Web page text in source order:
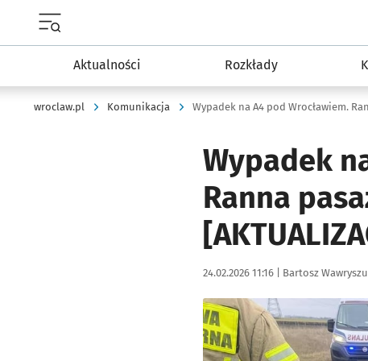
Aktualności Rozkłady
wroclaw.pl Komunikacja Wypadek na A4 pod Wrocławiem.
Wypadek
Ranna
Data publikacji:
24.02.2026 11:16 | Autor:
Bartosz
Kliknij, aby zobaczyć galerię
Kliknij, aby powiększyć